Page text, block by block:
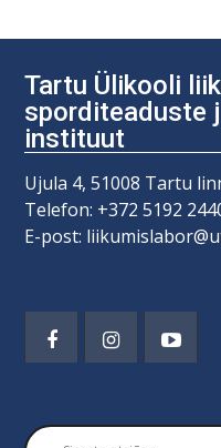
Tartu Ülikooli
sporditeaduste
instituut
Ujula 4, 51008 Tartu
Telefon: +372 5192
E-post: